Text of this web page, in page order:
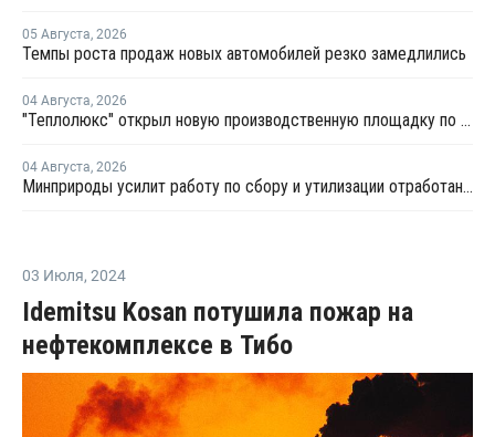
05 Августа, 2026
Темпы роста продаж новых автомобилей резко замедлились
04 Августа, 2026
"Теплолюкс" открыл новую производственную площадку по выпуску инженерных систем
04 Августа, 2026
Минприроды усилит работу по сбору и утилизации отработанных шин
03 Июля, 2024
Idemitsu Kosan потушила пожар на
нефтекомплексе в Тибо